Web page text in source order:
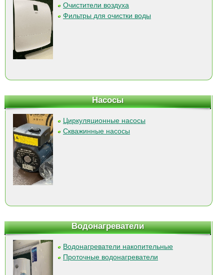
Очистители воздуха
Фильтры для очистки воды
Насосы
Циркуляционные насосы
Скважинные насосы
Водонагреватели
Водонагреватели накопительные
Проточные водонагреватели